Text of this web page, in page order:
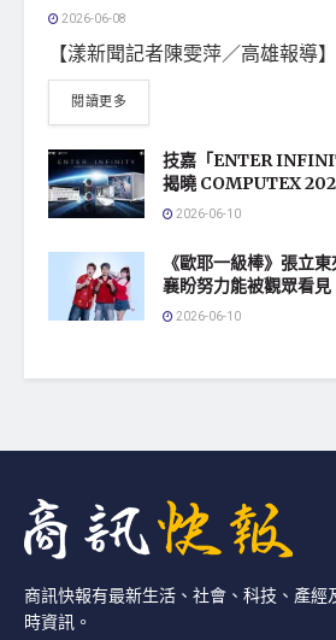
2026-06-08
【漾新聞記者陳雯萍／高雄報導
閱讀更多
技嘉「ENTER
揭曉 COMPUTEX
2026-06-10
《歐耶一級棒》張立
襄盼努力能被觀眾看見
2026-06-10
商訊快報有最新生活、社會、科技、產經
時資訊。